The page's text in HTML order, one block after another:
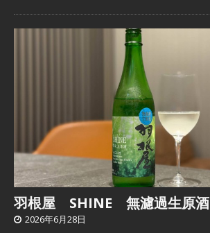
羽根屋 SHINE 無濾過生原酒
2026年6月28日